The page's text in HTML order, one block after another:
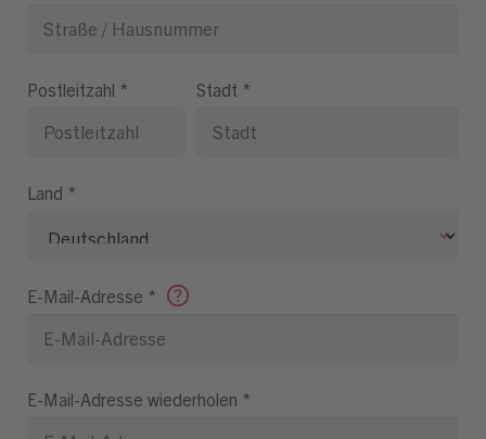
Postleitzahl * Stadt *
Land *
E-Mail-Adresse *
E-Mail-Adresse wiederholen *